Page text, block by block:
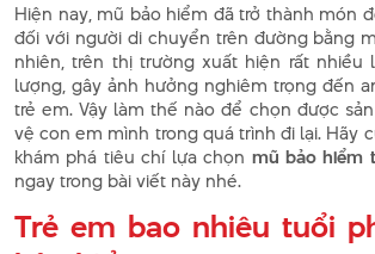
Hiện nay, mũ bảo hiểm đã trở thành món
đối với người di chuyển trên đường bằng
nhiên, trên thị trường xuất hiện rất nhiều
lượng, gây ảnh hưởng nghiêm trọng đến
trẻ em. Vậy làm thế nào để chọn được
vệ con em mình trong quá trình đi lại. Hãy
khám phá tiêu chí lựa chọn mũ bảo hiểm
ngay trong bài viết này nhé.
Trẻ em bao nhiêu tuổi